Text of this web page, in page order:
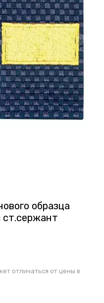
образца
ст.сержант
отличаться от цены в